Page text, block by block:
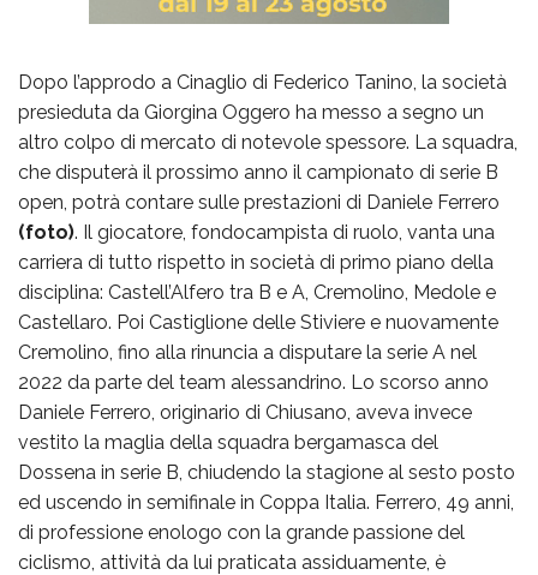
Dopo l’approdo a Cinaglio di Federico Tanino, la società
presieduta da Giorgina Oggero ha messo a segno un
altro colpo di mercato di notevole spessore. La squadra,
che disputerà il prossimo anno il campionato di serie B
open, potrà contare sulle prestazioni di Daniele Ferrero
(foto). Il giocatore, fondocampista di ruolo, vanta una
carriera di tutto rispetto in società di primo piano della
disciplina: Castell’Alfero tra B e A, Cremolino, Medole e
Castellaro. Poi Castiglione delle Stiviere e nuovamente
Cremolino, fino alla rinuncia a disputare la serie A nel
2022 da parte del team alessandrino. Lo scorso anno
Daniele Ferrero, originario di Chiusano, aveva invece
vestito la maglia della squadra bergamasca del
Dossena in serie B, chiudendo la stagione al sesto posto
ed uscendo in semifinale in Coppa Italia. Ferrero, 49 anni,
di professione enologo con la grande passione del
ciclismo, attività da lui praticata assiduamente, è